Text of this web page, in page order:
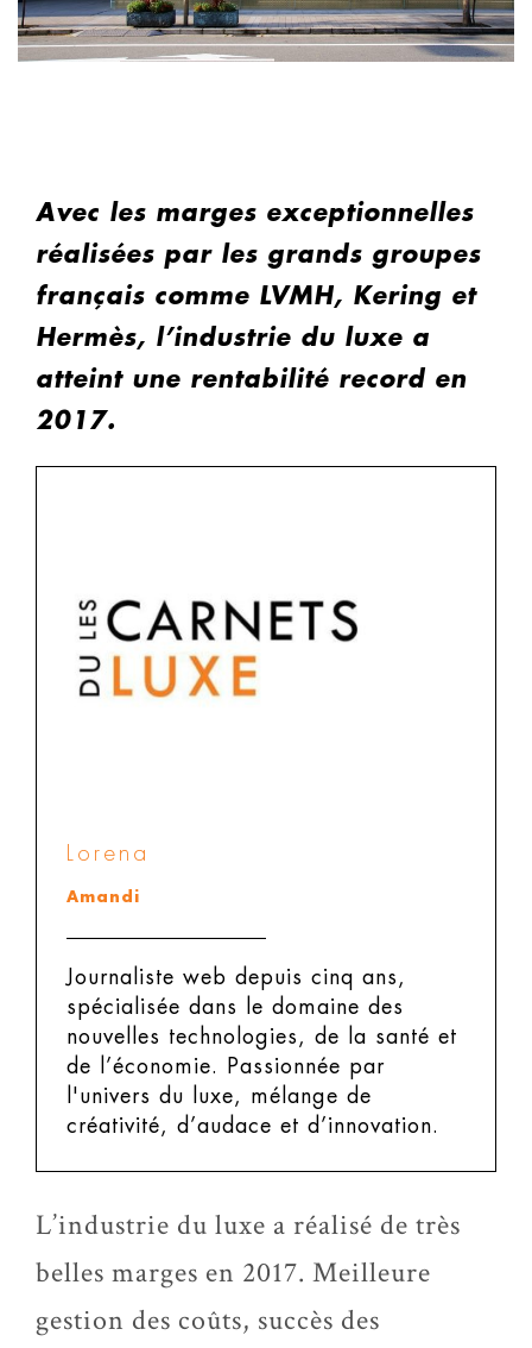
Avec les marges exceptionnelles
réalisées par les grands groupes
français comme LVMH, Kering et
Hermès, l’industrie du luxe a
atteint une rentabilité record en
2017.
Lorena
Amandi
Journaliste web depuis cinq ans,
spécialisée dans le domaine des
nouvelles technologies, de la santé et
de l’économie. Passionnée par
l'univers du luxe, mélange de
créativité, d’audace et d’innovation.
L’industrie du luxe a réalisé de très
belles marges en 2017. Meilleure
gestion des coûts, succès des